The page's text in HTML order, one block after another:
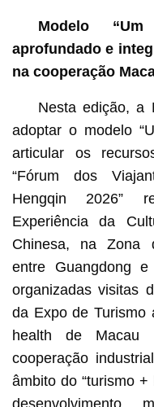
Modelo
aprofundado e
na cooperação
Nesta edição, a
adoptar o modelo
articular os
“Fórum dos
Hengqin 2026”
Experiência da
Chinesa, na Zona
entre Guangdong
organizadas visitas
da Expo de Turismo
health de Macau
cooperação
âmbito do “turismo